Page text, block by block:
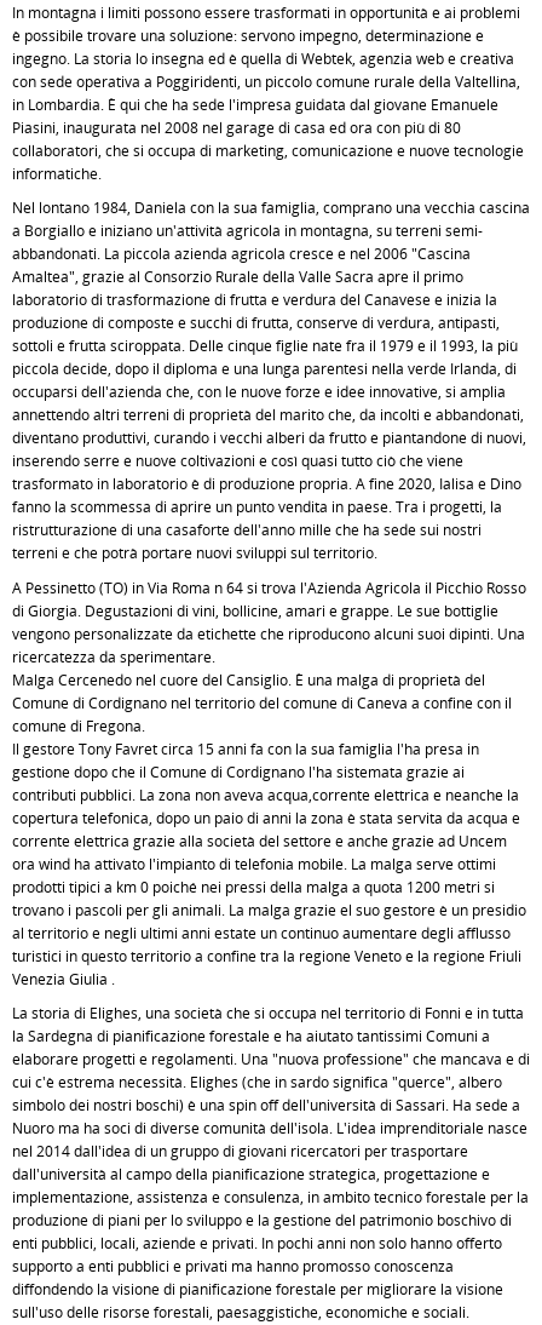
In montagna i limiti possono essere trasformati in opportunità e ai problemi
è possibile trovare una soluzione: servono impegno, determinazione e
ingegno. La storia lo insegna ed è quella di Webtek, agenzia web e creativa
con sede operativa a Poggiridenti, un piccolo comune rurale della Valtellina,
in Lombardia. È qui che ha sede l'impresa guidata dal giovane Emanuele
Piasini, inaugurata nel 2008 nel garage di casa ed ora con più di 80
collaboratori, che si occupa di marketing, comunicazione e nuove tecnologie
informatiche.
Nel lontano 1984, Daniela con la sua famiglia, comprano una vecchia cascina
a Borgiallo e iniziano un'attività agricola in montagna, su terreni semi-
abbandonati. La piccola azienda agricola cresce e nel 2006 "Cascina
Amaltea", grazie al Consorzio Rurale della Valle Sacra apre il primo
laboratorio di trasformazione di frutta e verdura del Canavese e inizia la
produzione di composte e succhi di frutta, conserve di verdura, antipasti,
sottoli e frutta sciroppata. Delle cinque figlie nate fra il 1979 e il 1993, la più
piccola decide, dopo il diploma e una lunga parentesi nella verde Irlanda, di
occuparsi dell'azienda che, con le nuove forze e idee innovative, si amplia
annettendo altri terreni di proprietà del marito che, da incolti e abbandonati,
diventano produttivi, curando i vecchi alberi da frutto e piantandone di nuovi,
inserendo serre e nuove coltivazioni e così quasi tutto ciò che viene
trasformato in laboratorio è di produzione propria. A fine 2020, Ialisa e Dino
fanno la scommessa di aprire un punto vendita in paese. Tra i progetti, la
ristrutturazione di una casaforte dell'anno mille che ha sede sui nostri
terreni e che potrà portare nuovi sviluppi sul territorio.
A Pessinetto (TO) in Via Roma n 64 si trova l'Azienda Agricola il Picchio Rosso
di Giorgia. Degustazioni di vini, bollicine, amari e grappe. Le sue bottiglie
vengono personalizzate da etichette che riproducono alcuni suoi dipinti. Una
ricercatezza da sperimentare.
Malga Cercenedo nel cuore del Cansiglio. È una malga di proprietà del
Comune di Cordignano nel territorio del comune di Caneva a confine con il
comune di Fregona.
Il gestore Tony Favret circa 15 anni fa con la sua famiglia l'ha presa in
gestione dopo che il Comune di Cordignano l'ha sistemata grazie ai
contributi pubblici. La zona non aveva acqua,corrente elettrica e neanche la
copertura telefonica, dopo un paio di anni la zona è stata servita da acqua e
corrente elettrica grazie alla società del settore e anche grazie ad Uncem
ora wind ha attivato l'impianto di telefonia mobile. La malga serve ottimi
prodotti tipici a km 0 poiché nei pressi della malga a quota 1200 metri si
trovano i pascoli per gli animali. La malga grazie el suo gestore è un presidio
al territorio e negli ultimi anni estate un continuo aumentare degli afflusso
turistici in questo territorio a confine tra la regione Veneto e la regione Friuli
Venezia Giulia .
La storia di Elighes, una società che si occupa nel territorio di Fonni e in tutta
la Sardegna di pianificazione forestale e ha aiutato tantissimi Comuni a
elaborare progetti e regolamenti. Una "nuova professione" che mancava e di
cui c'è estrema necessità. Elighes (che in sardo significa "querce", albero
simbolo dei nostri boschi) è una spin off dell'università di Sassari. Ha sede a
Nuoro ma ha soci di diverse comunità dell'isola. L'idea imprenditoriale nasce
nel 2014 dall'idea di un gruppo di giovani ricercatori per trasportare
dall'università al campo della pianificazione strategica, progettazione e
implementazione, assistenza e consulenza, in ambito tecnico forestale per la
produzione di piani per lo sviluppo e la gestione del patrimonio boschivo di
enti pubblici, locali, aziende e privati. In pochi anni non solo hanno offerto
supporto a enti pubblici e privati ma hanno promosso conoscenza
diffondendo la visione di pianificazione forestale per migliorare la visione
sull'uso delle risorse forestali, paesaggistiche, economiche e sociali.